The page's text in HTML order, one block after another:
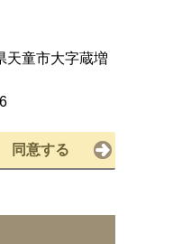
童市大字蔵増
同意する